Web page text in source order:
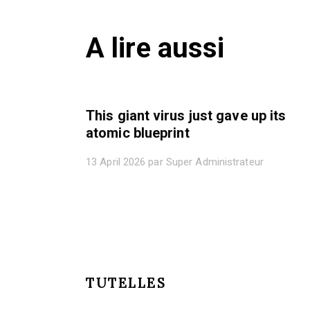
A lire aussi
This giant virus just gave up its
atomic blueprint
13 April 2026 par Super Administrateur
TUTELLES